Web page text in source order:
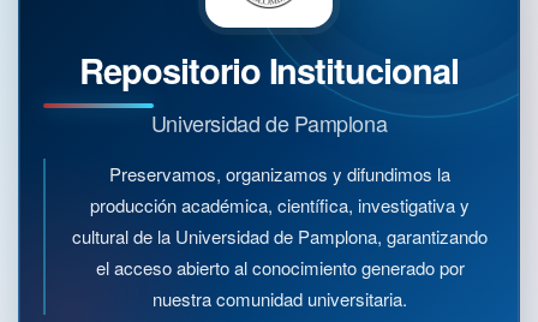
Repositorio Institucional
Universidad de Pamplona
Preservamos, organizamos y difundimos la
producción académica, científica, investigativa y
cultural de la Universidad de Pamplona, garantizando
el acceso abierto al conocimiento generado por
nuestra comunidad universitaria.